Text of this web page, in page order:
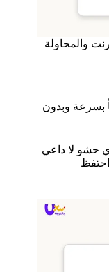
والمحاولة
بسرعة وبدون
حشو لا داعي